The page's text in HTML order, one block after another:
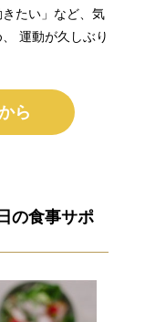
きたい」など、気
運動が久しぶり
ら
の食事サポ